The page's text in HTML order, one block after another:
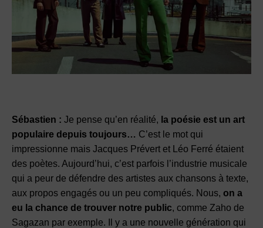
Sébastien : Je pense qu’en réalité, la poésie est un art
populaire depuis toujours… C’est le mot qui
impressionne mais Jacques Prévert et Léo Ferré étaient
des poètes. Aujourd’hui, c’est parfois l’industrie musicale
qui a peur de défendre des artistes aux chansons à texte,
aux propos engagés ou un peu compliqués. Nous, on a
eu la chance de trouver notre public, comme Zaho de
Sagazan par exemple. Il y a une nouvelle génération qui